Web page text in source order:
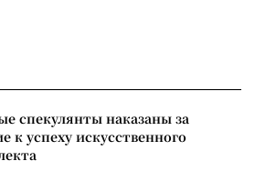
спекулянты наказаны за
к успеху искусственного